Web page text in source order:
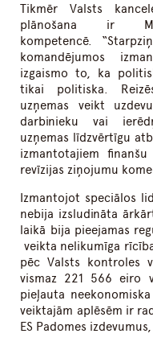
Tikmēr Valsts
plānošana ir
kompetencē.
komandējumos
izgaismo to, ka
tikai politiska.
uzņemas veikt
darbinieku vai
uzņemas līdzvērtīgu
izmantotajiem
revīzijas ziņojumu
Izmantojot speciālos
nebija izsludināta
laikā bija pieejamas
veikta nelikumīga
pēc Valsts kontroles
vismaz 221 566 eiro
pieļauta
veiktajām aplēsēm ir
ES Padomes